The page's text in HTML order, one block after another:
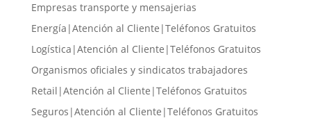
Empresas transporte y mensajerias
Energía|Atención al Cliente|Teléfonos Gratuitos
Logística|Atención al Cliente|Teléfonos Gratuitos
Organismos oficiales y sindicatos trabajadores
Retail|Atención al Cliente|Teléfonos Gratuitos
Seguros|Atención al Cliente|Teléfonos Gratuitos